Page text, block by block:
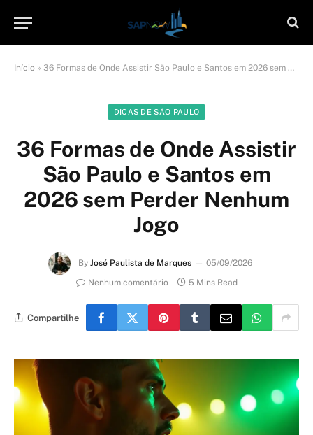
Início » 36 Formas de Onde Assistir São Paulo e Santos em 2026 sem Perder Nenhum Jogo
DICAS DE SÃO PAULO
36 Formas de Onde Assistir
São Paulo e Santos em
2026 sem Perder Nenhum
Jogo
By José Paulista de Marques
05/09/2026
Nenhum comentário
5 Mins Read
Compartilhe